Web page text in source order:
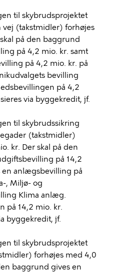
til skybrudsprojektet
vej (takstmidler) forhøjes
på den baggrund
på 4,2 mio. kr. samt
på 4,2 mio. kr. på
bevilling
på 4,2
via byggekredit, jf.
til skybrudssikring
(takstmidler)
kr. Der skal på den
på 14,2
en anlægsbevilling på
, Miljø- og
Klima anlæg.
på 14,2 mio. kr.
byggekredit, jf.
til skybrudsprojektet
forhøjes med 4,0
baggrund gives en